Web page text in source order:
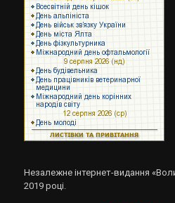
Незалежне інтернет-видання
2019 році.